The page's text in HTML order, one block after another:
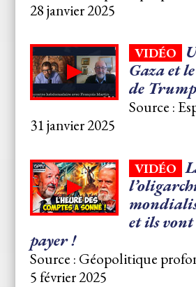
28 janvier 2025
VIDÉO
Gaza et
de Trump
Source :
31 janvier 2025
VIDÉO
et ils
payer !
Source : Géopolitique
5 février 2025